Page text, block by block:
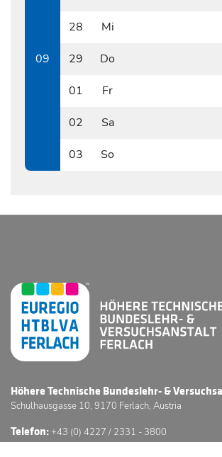
09
28
Mi
29
Do
01
Fr
02
Sa
03
So
Höhere Technische Bundeslehr- &
Schulhausgasse 10, 9170 Ferlach, Austria
Telefon:+43 (0) 4227 / 2331 - 3800
E-Mail: